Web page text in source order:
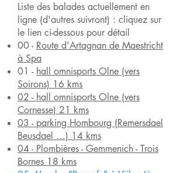
Liste des balades actuellement en
ligne (d'autres suivront) : cliquez sur
le lien ci-dessous pour détail
00 - Route d'Artagnan de Maestricht
à Spa
01 - hall omnisports Olne (vers
Soirons) 16 kms
02 - hall omnisports Olne (vers
Cornesse) 21 kms
03 - parking Hombourg (Remersdael
Beusdael …) 14 kms
04 - Plombières - Gemmenich - Trois
Bornes 18 kms